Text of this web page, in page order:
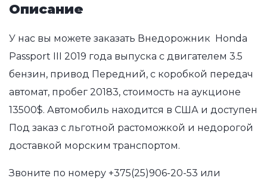
Описание
У нас вы можете заказать Внедорожник Honda
Passport III 2019 года выпуска с двигателем 3.5
бензин, привод Передний, с коробкой передач
автомат, пробег 20183, стоимость на аукционе
13500$. Автомобиль находится в США и доступен
Под заказ с льготной растоможкой и недорогой
доставкой морским транспортом.
Звоните по номеру +375(25)906-20-53 или